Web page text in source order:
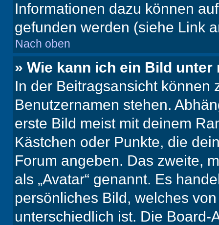
Informationen dazu können
gefunden werden (siehe Link
Nach oben
» Wie kann ich ein Bild
In der Beitragsansicht können
Benutzernamen stehen.
erste Bild meist mit deinem
Kästchen oder Punkte, die
Forum angeben. Das zweite,
als „Avatar“ genannt. Es
persönliches Bild, welches
unterschiedlich ist. Die